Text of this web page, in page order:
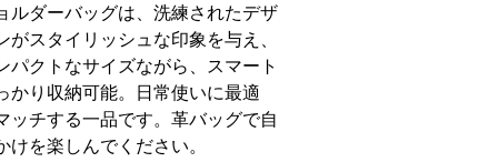
ルダーバッグは、洗練されたデザ
スタイリッシュな印象を与え、
クトなサイズながら、スマート
かり収納可能。日常使いに最適
ッチする一品です。革バッグで自
を楽しんでください。